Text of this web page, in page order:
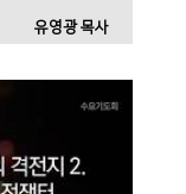
유영광 목사